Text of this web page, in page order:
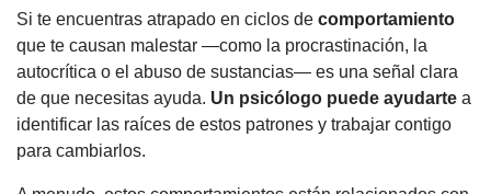
Si te encuentras atrapado en ciclos de comportamiento
que te causan malestar —como la procrastinación, la
autocrítica o el abuso de sustancias— es una señal clara
de que necesitas ayuda. Un psicólogo puede ayudarte a
identificar las raíces de estos patrones y trabajar contigo
para cambiarlos.